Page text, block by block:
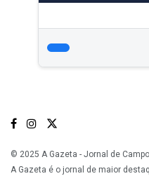
© 2025 A Gazeta - Jornal de
A Gazeta é o jornal de maior